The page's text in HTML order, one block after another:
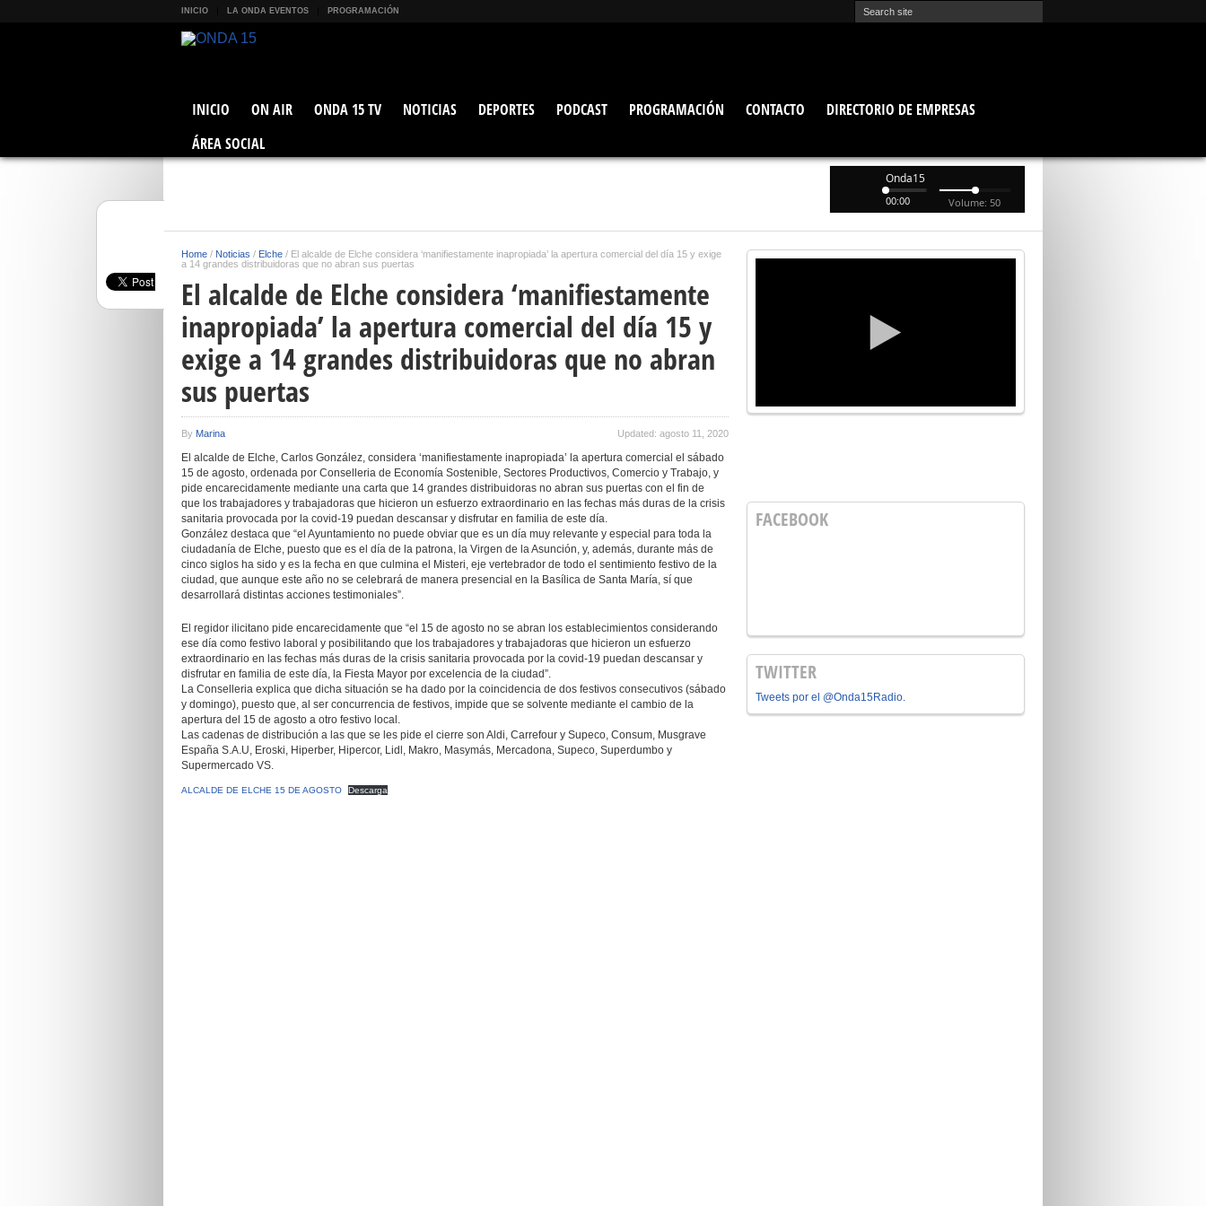
INICIO LA ONDA EVENTOS PROGRAMACIÓN
INICIO ON AIR ONDA 15 TV NOTICIAS DEPORTES PODCAST PROGRAMACIÓN CONTACTO
DIRECTORIO DE EMPRESAS
ÁREA SOCIAL
Onda15
00:00 Volume: 50
Home / Noticias / Elche / El alcalde de Elche considera ‘manifiestamente inapropiada’ la apertura comercial del día 15 y exige
a 14 grandes distribuidoras que no abran sus puertas
El alcalde de Elche considera ‘manifiestamente
inapropiada’ la apertura comercial del día 15 y
exige a 14 grandes distribuidoras que no abran
sus puertas
By Marina Updated: agosto 11, 2020
El alcalde de Elche, Carlos González, considera ‘manifiestamente inapropiada’ la apertura comercial el sábado
15 de agosto, ordenada por Conselleria de Economía Sostenible, Sectores Productivos, Comercio y Trabajo, y
pide encarecidamente mediante una carta que 14 grandes distribuidoras no abran sus puertas con el fin de
que los trabajadores y trabajadoras que hicieron un esfuerzo extraordinario en las fechas más duras de la crisis
sanitaria provocada por la covid-19 puedan descansar y disfrutar en familia de este día.
González destaca que “el Ayuntamiento no puede obviar que es un día muy relevante y especial para toda la
ciudadanía de Elche, puesto que es el día de la patrona, la Virgen de la Asunción, y, además, durante más de
cinco siglos ha sido y es la fecha en que culmina el Misteri, eje vertebrador de todo el sentimiento festivo de la
ciudad, que aunque este año no se celebrará de manera presencial en la Basílica de Santa María, sí que
desarrollará distintas acciones testimoniales”.
El regidor ilicitano pide encarecidamente que “el 15 de agosto no se abran los establecimientos considerando
ese día como festivo laboral y posibilitando que los trabajadores y trabajadoras que hicieron un esfuerzo
extraordinario en las fechas más duras de la crisis sanitaria provocada por la covid-19 puedan descansar y
disfrutar en familia de este día, la Fiesta Mayor por excelencia de la ciudad”.
La Conselleria explica que dicha situación se ha dado por la coincidencia de dos festivos consecutivos (sábado
y domingo), puesto que, al ser concurrencia de festivos, impide que se solvente mediante el cambio de la
apertura del 15 de agosto a otro festivo local.
Las cadenas de distribución a las que se les pide el cierre son Aldi, Carrefour y Supeco, Consum, Musgrave
España S.A.U, Eroski, Hiperber, Hipercor, Lidl, Makro, Masymás, Mercadona, Supeco, Superdumbo y
Supermercado VS.
ALCALDE DE ELCHE 15 DE AGOSTO Descarga
FACEBOOK
TWITTER
Tweets por el @Onda15Radio.